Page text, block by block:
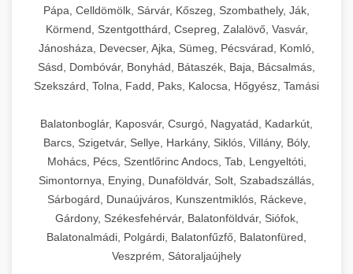
Pápa, Celldömölk, Sárvár, Kőszeg, Szombathely, Ják,
Körmend, Szentgotthárd, Csepreg, Zalalövő, Vasvár,
Jánosháza, Devecser, Ajka, Sümeg, Pécsvárad, Komló,
Sásd, Dombóvár, Bonyhád, Bátaszék, Baja, Bácsalmás,
Szekszárd, Tolna, Fadd, Paks, Kalocsa, Hőgyész, Tamási
Balatonboglár, Kaposvár, Csurgó, Nagyatád, Kadarkút,
Barcs, Szigetvár, Sellye, Harkány, Siklós, Villány, Bóly,
Mohács, Pécs, Szentlőrinc Andocs, Tab, Lengyeltóti,
Simontornya, Enying, Dunaföldvár, Solt, Szabadszállás,
Sárbogárd, Dunaújváros, Kunszentmiklós, Ráckeve,
Gárdony, Székesfehérvár, Balatonföldvár, Siófok,
Balatonalmádi, Polgárdi, Balatonfűzfő, Balatonfüred,
Veszprém, Sátoraljaújhely